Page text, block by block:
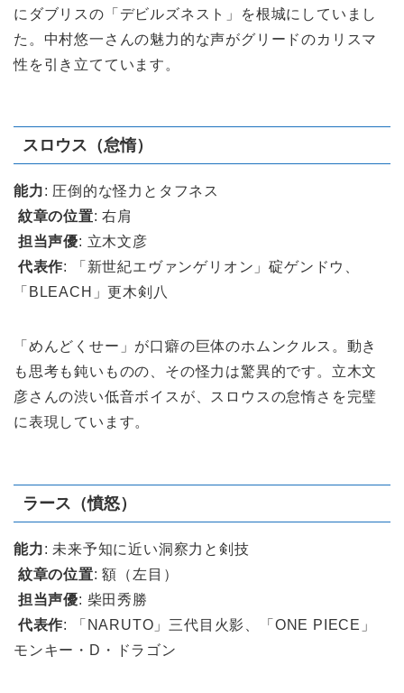
にダブリスの「デビルズネスト」を根城にしていまし
た。中村悠一さんの魅力的な声がグリードのカリスマ
性を引き立てています。
スロウス（怠惰）
能力: 圧倒的な怪力とタフネス
紋章の位置: 右肩
担当声優: 立木文彦
代表作: 「新世紀エヴァンゲリオン」碇ゲンドウ、
「BLEACH」更木剣八
「めんどくせー」が口癖の巨体のホムンクルス。動き
も思考も鈍いものの、その怪力は驚異的です。立木文
彦さんの渋い低音ボイスが、スロウスの怠惰さを完璧
に表現しています。
ラース（憤怒）
能力: 未来予知に近い洞察力と剣技
紋章の位置: 額（左目）
担当声優: 柴田秀勝
代表作: 「NARUTO」三代目火影、「ONE PIECE」
モンキー・D・ドラゴン